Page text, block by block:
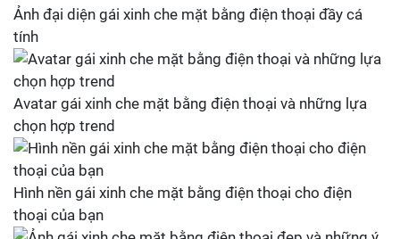
Ảnh đại diện gái xinh che mặt bằng điện thoại đầy cá
tính
Avatar gái xinh che mặt bằng điện thoại và những lựa
chọn hợp trend
Hình nền gái xinh che mặt bằng điện thoại cho điện
thoại của bạn